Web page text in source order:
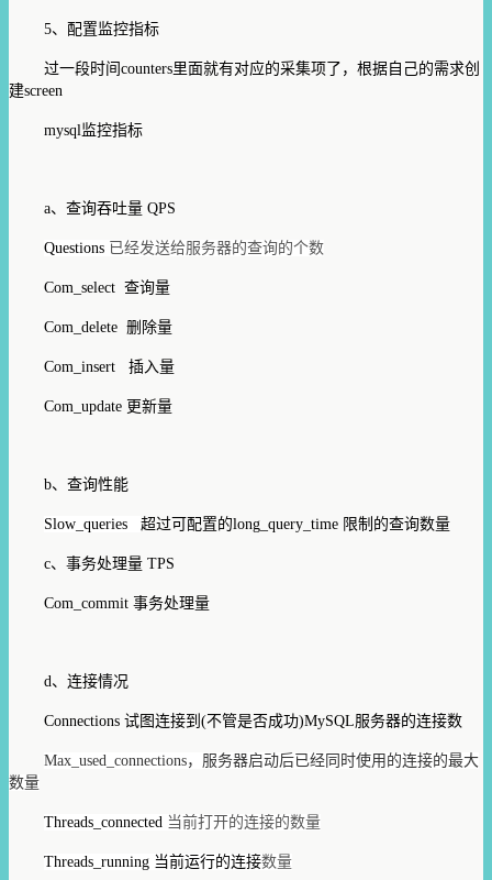
5、配置监控指标
过一段时间counters里面就有对应的采集项了，根据自己的需求创
建screen
mysql监控指标
a、查询吞吐量 QPS
Questions 已经发送给服务器的查询的个数
Com_select 查询量
Com_delete 删除量
Com_insert 插入量
Com_update 更新量
b、查询性能
Slow_queries 超过可配置的long_query_time 限制的查询数量
c、事务处理量 TPS
Com_commit 事务处理量
d、连接情况
Connections 试图连接到(不管是否成功)MySQL服务器的连接数
Max_used_connections，服务器启动后已经同时使用的连接的最大
数量
Threads_connected 当前打开的连接的数量
Threads_running 当前运行的连接数量